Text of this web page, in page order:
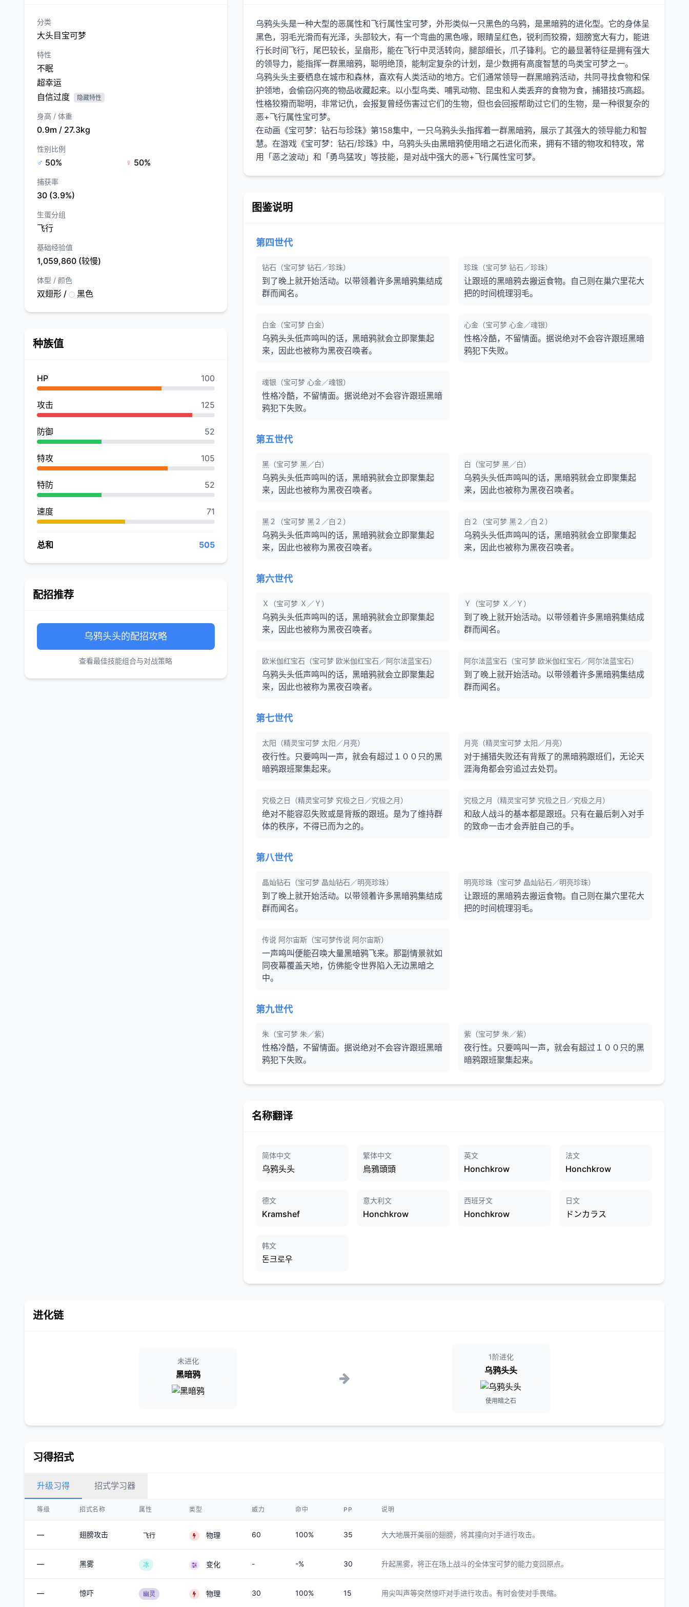
分类
大头目宝可梦
特性
不眠
超幸运
自信过度
隐藏特性
身高 / 体重
0.9m / 27.3kg
性别比例
♂ 50% ♀ 50%
捕获率
30 (3.9%)
生蛋分组
飞行
基础经验值
1,059,860 (较慢)
体型 / 颜色
双翅形 / 黑色
种族值
HP 100
攻击 125
防御 52
特攻 105
特防 52
速度 71
总和 505
配招推荐
乌鸦头头的配招攻略
查看最佳技能组合与对战策略
乌鸦头头是一种大型的恶属性和飞行属性宝可梦，外形类似一只黑色的乌鸦，是黑暗鸦的进化型。它的身体呈
黑色，羽毛光滑而有光泽，头部较大，有一个弯曲的黑色喙，眼睛呈红色，锐利而狡猾，翅膀宽大有力，能进
行长时间飞行，尾巴较长，呈扇形，能在飞行中灵活转向，腿部细长，爪子锋利。它的最显著特征是拥有强大
的领导力，能指挥一群黑暗鸦，聪明绝顶，能制定复杂的计划，是少数拥有高度智慧的鸟类宝可梦之一。
乌鸦头头主要栖息在城市和森林，喜欢有人类活动的地方。它们通常领导一群黑暗鸦活动，共同寻找食物和保
护领地，会偷窃闪亮的物品收藏起来。以小型鸟类、哺乳动物、昆虫和人类丢弃的食物为食，捕猎技巧高超。
性格狡猾而聪明，非常记仇，会报复曾经伤害过它们的生物，但也会回报帮助过它们的生物，是一种很复杂的
恶+飞行属性宝可梦。
在动画《宝可梦：钻石与珍珠》第158集中，一只乌鸦头头指挥着一群黑暗鸦，展示了其强大的领导能力和智
慧。在游戏《宝可梦：钻石/珍珠》中，乌鸦头头由黑暗鸦使用暗之石进化而来，拥有不错的物攻和特攻，常
图鉴说明
第四世代
钻石（宝可梦 钻石／珍珠）
到了晚上就开始活动。以带领着许多黑暗鸦集结成
群而闻名。
珍珠（宝可梦 钻石／珍珠）
让跟班的黑暗鸦去搬运食物。自己则在巢穴里花大
把的时间梳理羽毛。
白金（宝可梦 白金）
乌鸦头头低声鸣叫的话，黑暗鸦就会立即聚集起
来，因此也被称为黑夜召唤者。
心金（宝可梦 心金／魂银）
性格冷酷，不留情面。据说绝对不会容许跟班黑暗
鸦犯下失败。
魂银（宝可梦 心金／魂银）
性格冷酷，不留情面。据说绝对不会容许跟班黑暗
鸦犯下失败。
第五世代
黑（宝可梦 黑／白）
乌鸦头头低声鸣叫的话，黑暗鸦就会立即聚集起
来，因此也被称为黑夜召唤者。
白（宝可梦 黑／白）
乌鸦头头低声鸣叫的话，黑暗鸦就会立即聚集起
来，因此也被称为黑夜召唤者。
黑２（宝可梦 黑２／白２）
乌鸦头头低声鸣叫的话，黑暗鸦就会立即聚集起
来，因此也被称为黑夜召唤者。
白２（宝可梦 黑２／白２）
乌鸦头头低声鸣叫的话，黑暗鸦就会立即聚集起
来，因此也被称为黑夜召唤者。
第六世代
Ｘ（宝可梦 Ｘ／Ｙ）
乌鸦头头低声鸣叫的话，黑暗鸦就会立即聚集起
来，因此也被称为黑夜召唤者。
Ｙ（宝可梦 Ｘ／Ｙ）
到了晚上就开始活动。以带领着许多黑暗鸦集结成
群而闻名。
欧米伽红宝石（宝可梦 欧米伽红宝石／阿尔法蓝宝石）
乌鸦头头低声鸣叫的话，黑暗鸦就会立即聚集起
来，因此也被称为黑夜召唤者。
阿尔法蓝宝石（宝可梦 欧米伽红宝石／阿尔法蓝宝石）
到了晚上就开始活动。以带领着许多黑暗鸦集结成
群而闻名。
第七世代
太阳（精灵宝可梦 太阳／月亮）
夜行性。只要鸣叫一声，就会有超过１００只的黑
暗鸦跟班聚集起来。
月亮（精灵宝可梦 太阳／月亮）
对于捕猎失败还有背叛了的黑暗鸦跟班们，无论天
涯海角都会穷追过去处罚。
究极之日（精灵宝可梦 究极之日／究极之月）
绝对不能容忍失败或是背叛的跟班。是为了维持群
体的秩序，不得已而为之的。
究极之月（精灵宝可梦 究极之日／究极之月）
和敌人战斗的基本都是跟班。只有在最后刺入对手
的致命一击才会弄脏自己的手。
第八世代
晶灿钻石（宝可梦 晶灿钻石／明亮珍珠）
到了晚上就开始活动。以带领着许多黑暗鸦集结成
群而闻名。
明亮珍珠（宝可梦 晶灿钻石／明亮珍珠）
让跟班的黑暗鸦去搬运食物。自己则在巢穴里花大
把的时间梳理羽毛。
传说 阿尔宙斯（宝可梦传说 阿尔宙斯）
一声鸣叫便能召唤大量黑暗鸦飞来。那副情景就如
同夜幕覆盖天地，仿佛能令世界陷入无边黑暗之
中。
第九世代
朱（宝可梦 朱／紫）
性格冷酷，不留情面。据说绝对不会容许跟班黑暗
鸦犯下失败。
紫（宝可梦 朱／紫）
夜行性。只要鸣叫一声，就会有超过１００只的黑
暗鸦跟班聚集起来。
名称翻译
简体中文
乌鸦头头
繁体中文
烏鴉頭頭
英文
Honchkrow
法文
Honchkrow
德文
Kramshef
意大利文
Honchkrow
西班牙文
Honchkrow
日文
ドンカラス
韩文
돈크로우
进化链
未进化
黑暗鸦
1阶进化
乌鸦头头
使用暗之石
习得招式
升级习得 招式学习器
等级 招式名称 属性 类型 威力 命中 PP 说明
— 翅膀攻击 飞行 物理 60 100% 35 大大地展开美丽的翅膀，将其撞向对手进行攻击。
— 黑雾 冰 变化 - -% 30 升起黑雾，将正在场上战斗的全体宝可梦的能力变回原点。
— 惊吓 幽灵 物理 30 100% 15 用尖叫声等突然惊吓对手进行攻击。有时会使对手畏缩。